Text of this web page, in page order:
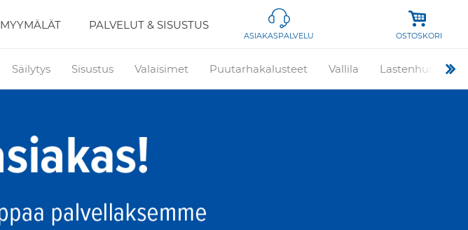
ASIAKASPALVELU OSTOSKORI
Säilytys Sisustus Valaisimet Puutarhakalusteet Vallila Lastenhuone
MYYMÄLÄT PALVELUT & SISUSTUS